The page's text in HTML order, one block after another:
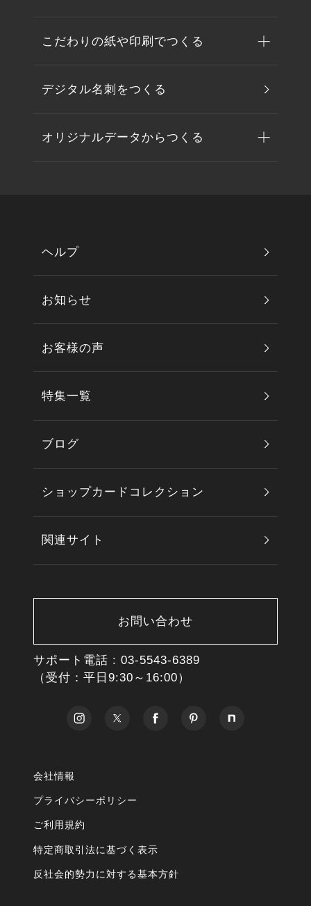
こだわりの紙や印刷でつくる
デジタル名刺をつくる
オリジナルデータからつくる
ヘルプ
お知らせ
お客様の声
特集一覧
ブログ
ショップカードコレクション
関連サイト
お問い合わせ
サポート電話 : 03-5543-6389
（受付：平日9:30～16:00）
会社情報
プライバシーポリシー
ご利用規約
特定商取引法に基づく表示
反社会的勢力に対する基本方針